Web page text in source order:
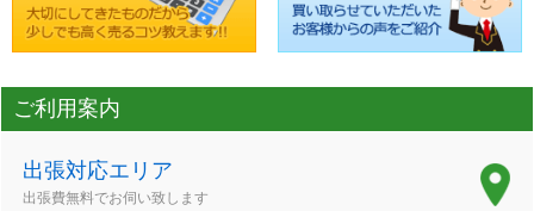
ご利用案内
出張対応エリア
出張費無料でお伺い致します